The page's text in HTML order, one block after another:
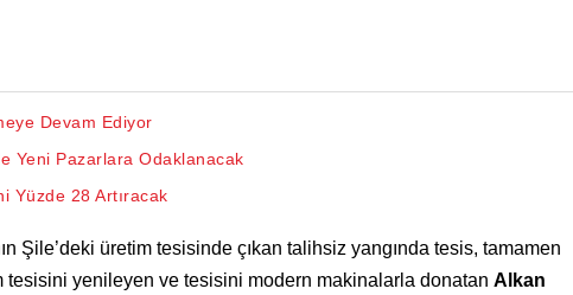
Devam Ediyor
Yeni Pazarlara Odaklanacak
Yüzde 28 Artıracak
Şile’deki üretim tesisinde çıkan talihsiz yangında tesis, tamamen
tesisini yenileyen ve tesisini modern makinalarla donatan Alkan